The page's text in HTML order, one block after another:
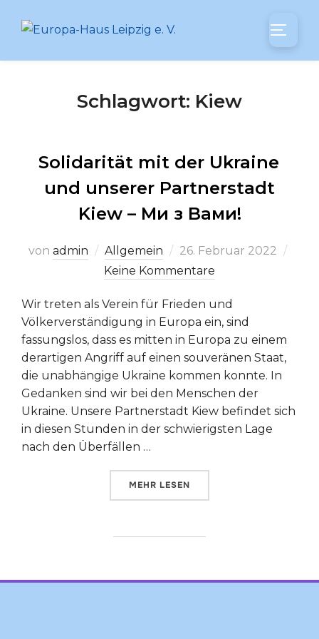
Inhalt
Schlagwort: Kiew
Solidarität mit der Ukraine
und unserer Partnerstadt
Kiew – Ми з Baми!
von admin Allgemein
Veröffentlicht
am
26. Februar 2022
Keine Kommentare
Wir treten als Verein für Frieden und
Völkerverständigung in Europa ein, sind
fassungslos, dass es mitten in Europa zu einem
derartigen Angriff auf einen souveränen Staat,
die unabhängige Ukraine kommen konnte. In
Gedanken sind wir bei den Menschen der
Ukraine. Unsere Partnerstadt Kiew befindet sich
in diesen Stunden in der schwierigsten Lage
nach den Überfällen …
MEHR ÜBER „SOLIDARITÄT MIT DER
LESEN